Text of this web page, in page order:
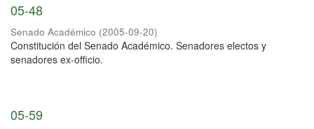
05-48
Senado Académico (2005-09-20)
Constitución del Senado Académico. Senadores electos y
senadores ex-officio.
05-59